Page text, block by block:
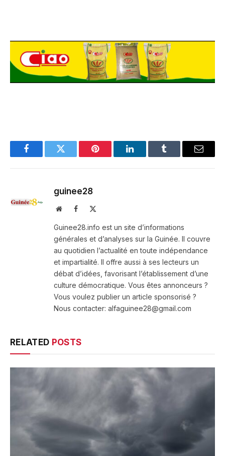
FacebookTwitter Pinterest LinkedInTumblr Email
guinee28
WebsiteFacebook
Guinee28.info est un site d’informations
générales et d’analyses sur la Guinée. Il couvre
au quotidien l’actualité en toute indépendance
et impartialité. Il offre aussi à ses lecteurs un
débat d’idées, favorisant l’établissement d’une
culture démocratique. Vous êtes annonceurs ?
Vous voulez publier un article sponsorisé ?
Nous contacter: alfaguinee28@gmail.com
RELATED POSTS